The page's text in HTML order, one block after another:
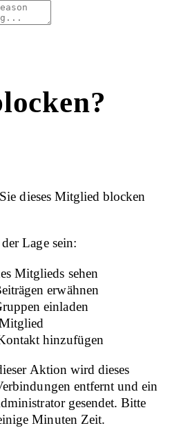
dieses Mitglied blocken
Lage sein:
Mitglieds sehen
erwähnen
einladen
hinzufügen
Aktion wird dieses
entfernt und ein
gesendet. Bitte
Minuten Zeit.